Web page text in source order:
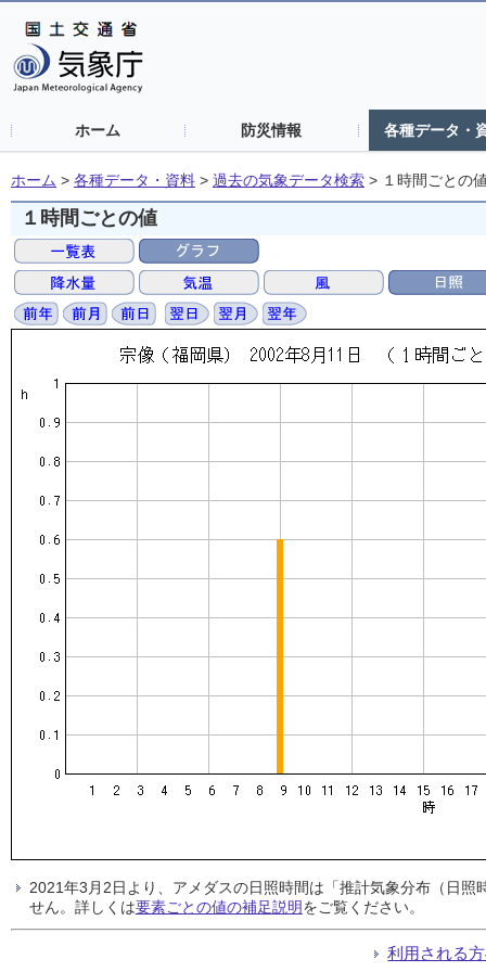
ホーム 防災情報 各種データ・
ホーム > 各種データ・資料 > 過去の気象データ検索 > １時間ごとの
１時間ごとの値
2021年3月2日より、アメダスの日照時間は「推計気象分布（日
せん。詳しくは要素ごとの値の補足説明をご覧ください。
利用される